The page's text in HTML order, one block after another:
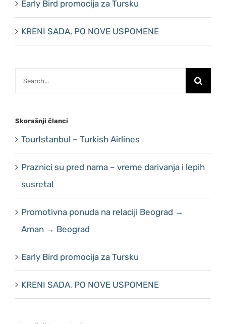
Early Bird promocija za Tursku
KRENI SADA, PO NOVE USPOMENE
Search
Skorašnji članci
TourIstanbul – Turkish Airlines
Praznici su pred nama – vreme darivanja i lepih
susreta!
Promotivna ponuda na relaciji Beograd →
Aman → Beograd
Early Bird promocija za Tursku
KRENI SADA, PO NOVE USPOMENE